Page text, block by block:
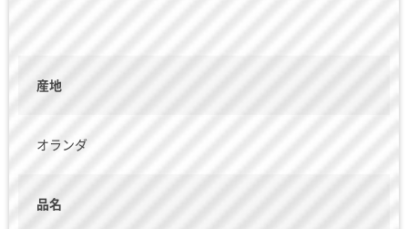
産地
オランダ
品名